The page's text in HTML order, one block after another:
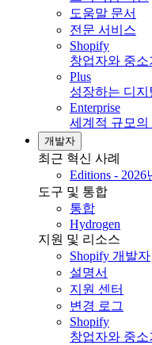
도움말 문서
전문 서비스
Shopify
창업자와 중
Plus
성장하는 디
Enterprise
세계적 규모의
개발자
최근 혁신 사례
Editions - 2026
도구 및 통합
통합
Hydrogen
지원 및 리소스
Shopify 개발자
설명서
지원 센터
변경 로그
Shopify
창업자와 중